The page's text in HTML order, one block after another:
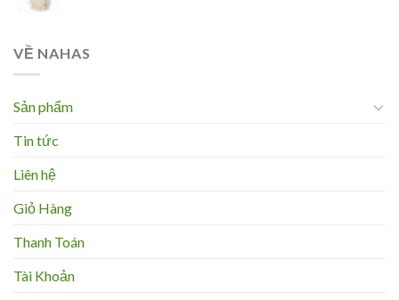
VỀ NAHAS
Sản phẩm
Tin tức
Liên hệ
Giỏ Hàng
Thanh Toán
Tài Khoản